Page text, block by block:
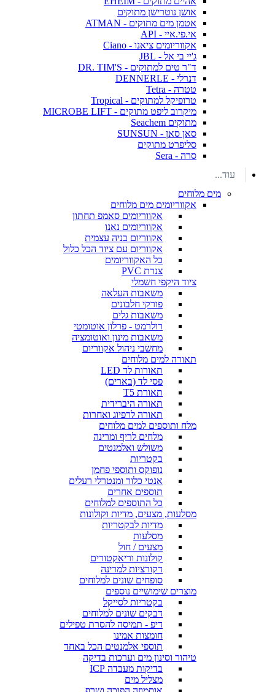
אושן נוטרישן מתוקים
אטמן מים מתוקים - ATMAN
אי.פי.איי - API
אקווריומים ציאנו - Ciano
ג'יי בי אל - JBL
ד"ר טים למתוקים - DR. TIM'S
דנרלי - DENNERLE
טטרה - Tetra
טרופיקל למתוקים - Tropical
מיקרוב ליפט מתוקים - MICROBE LIFT
מתוקים Seachem
סאן סאן - SUNSUN
סליפרט מתוקים
סרה - Sera
עוד...
מים מלוחים
אקווריומים מים מלוחים
אקווריומים סאמפ תחתון
אקווריומים נאנו
אקווריום בניה עצמית
אקווריום עם ציוד הכל כלול
כל האקווריומים
צנרת PVC
ציוד היקפי חשמלי
משאבות העלאה
פורקי חלבונים
משאבות גלים
רולרמט - פרלון אוטומטי
משאבות מינון ואוטומציה
מחשבי ניהול אקווריום
תאורה למים מלוחים
תאורות לד LED
פסי לד (בארים)
תאורת T5
תאורה היברידית
תאורה לרפיוג ואחרות
מלח ותוספים למים מלוחים
מלחים לריף ומרינה
משולש ואלמנטים
בקטריות
נופוקס ותוספי פחמן
אנטי כלור ומנטרלי רעלים
תוספים אחרים
כל התוספים למלוחים
מסלעות, מצעים, מדיות וקולונות
מדיות לבקטריות
מסלעות
מצעים / חול
קולונות וריאקטורים
דקורציות למרינה
סופחים שונים למלוחים
מוצרים שימושיים נוספים
בקטריות לסייקל
דבקים שונים למלוחים
דיפ - תמיסה להסרת טפילים
חומצות אמינו
תוספי אלמנטים הכל באחד
טיהור וסינון מים וערכות בדיקה
בדיקות מעבדה ICP
מצליל מים